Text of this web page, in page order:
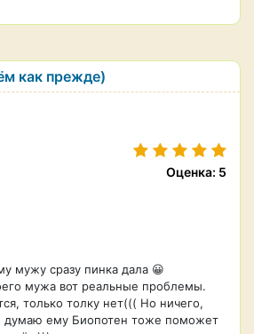
как прежде)
Оценка: 5
мужу сразу пинка дала 😀
мужа вот реальные проблемы.
только толку нет((( Но ничего,
думаю ему Биопотен тоже поможет